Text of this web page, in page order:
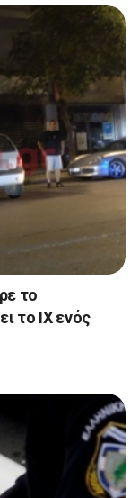
το
το ΙΧ ενός